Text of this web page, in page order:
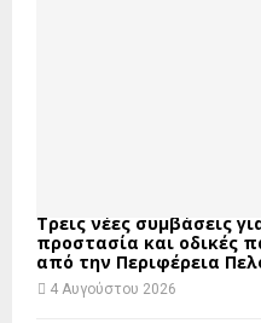
Τρεις νέες συμβάσεις
προστασία και οδικές
από την Περιφέρεια
4 Αυγούστου 2026